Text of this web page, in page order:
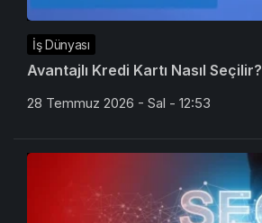
İş Dünyası
Avantajlı Kredi Kartı Nasıl Seçilir?
28 Temmuz 2026 - Sal - 12:53